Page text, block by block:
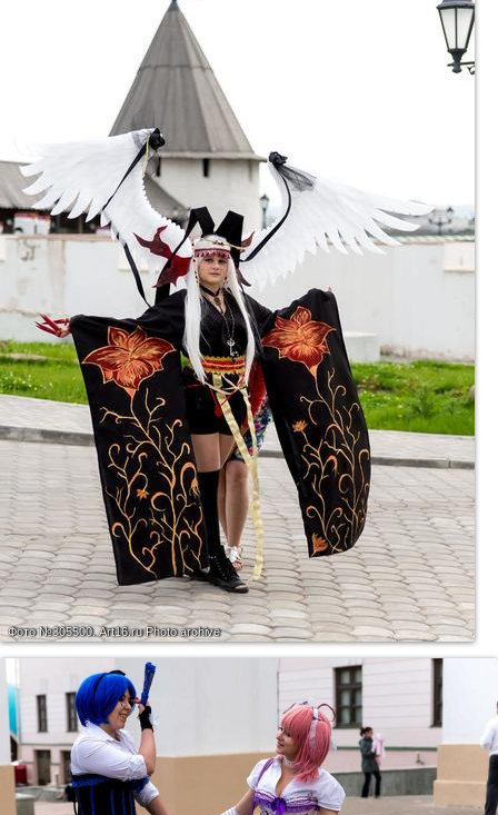
Фото №305500.Art16.ru Photo archive